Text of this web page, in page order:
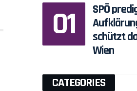
SPÖ
schützt
Wien
CATEGORIES